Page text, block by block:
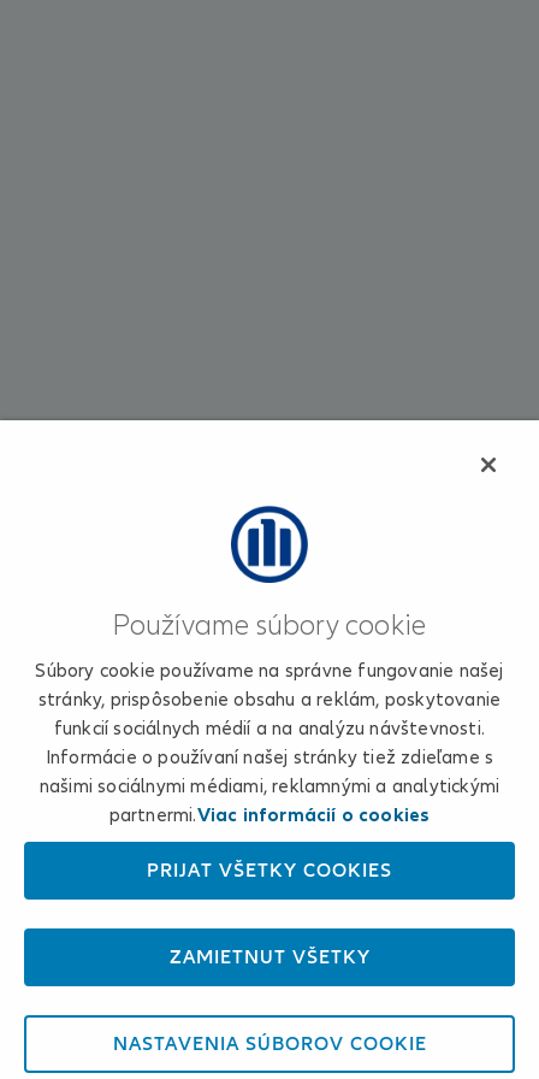
Používame súbory cookie
Súbory cookie používame na správne fungovanie našej
stránky, prispôsobenie obsahu a reklám, poskytovanie
funkcií sociálnych médií a na analýzu návštevnosti.
Informácie o používaní našej stránky tiež zdieľame s
našimi sociálnymi médiami, reklamnými a analytickými
partnermi.Viac informácií o cookies
PRIJAŤ VŠETKY COOKIES
ZAMIETNUŤ VŠETKY
NASTAVENIA SÚBOROV COOKIE